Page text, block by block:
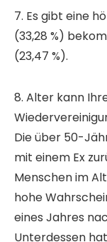
7. Es gibt eine
(33,28 %)
(23,47 %).
8. Alter kann
Die über 50-
mit einem Ex
Menschen im
hohe
eines Jahres
Unterdessen